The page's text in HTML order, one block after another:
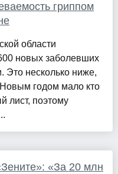
гриппом
области
новых заболевших
несколько ниже,
годом мало кто
лист, поэтому
«За 20 млн